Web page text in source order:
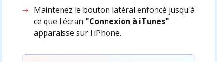
Maintenez le bouton latéral enfoncé jusqu'à
ce que l'écran "Connexion à iTunes"
apparaisse sur l'iPhone.